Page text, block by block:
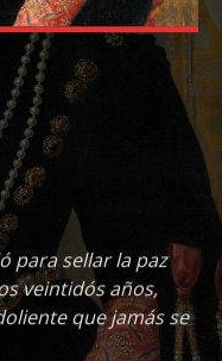
para sellar la paz
veintidós años,
que jamás se